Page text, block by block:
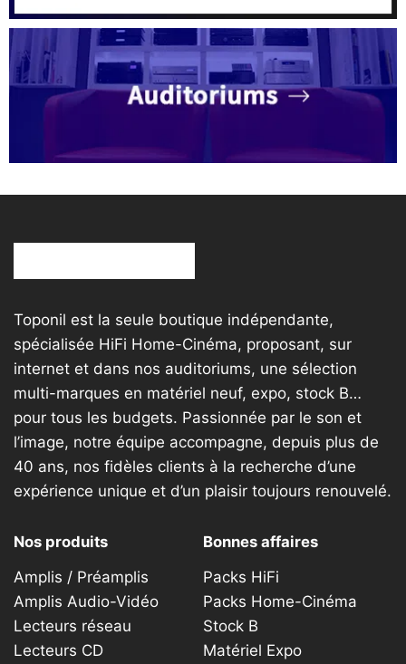
Toponil est la seule boutique indépendante,
spécialisée HiFi Home-Cinéma, proposant, sur
internet et dans nos auditoriums, une sélection
multi-marques en matériel neuf, expo, stock B…
pour tous les budgets. Passionnée par le son et
l’image, notre équipe accompagne, depuis plus de
40 ans, nos fidèles clients à la recherche d’une
expérience unique et d’un plaisir toujours renouvelé.
Nos produits
Amplis / Préamplis
Amplis Audio-Vidéo
Lecteurs réseau
Lecteurs CD
Bonnes affaires
Packs HiFi
Packs Home-Cinéma
Stock B
Matériel Expo